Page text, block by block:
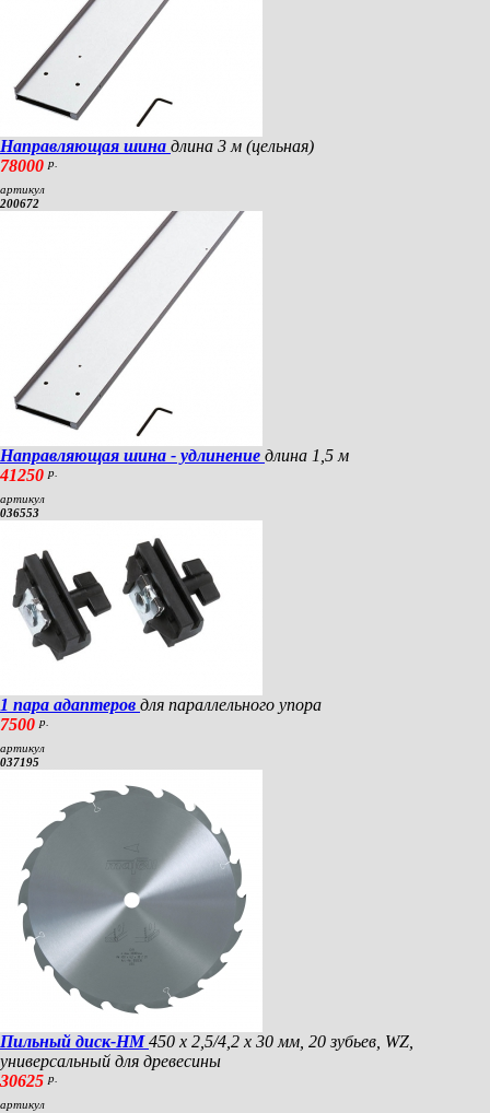
Направляющая шина длина 3 м (цельная)
78000 р.
артикул
200672
Направляющая шина - удлинение длина 1,5 м
41250 р.
артикул
036553
1 пара адаптеров для параллельного упора
7500 р.
артикул
037195
Пильный диск-HM450 х 2,5/4,2 х 30 мм, 20 зубьев, WZ,
универсальный для древесины
30625 р.
артикул